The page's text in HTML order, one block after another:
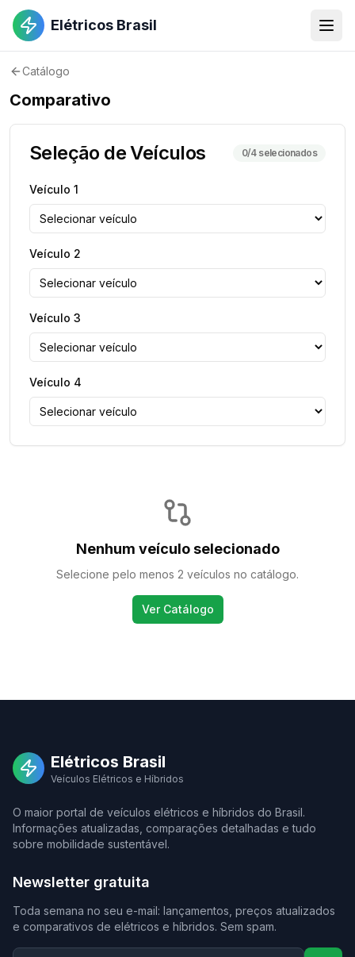
Elétricos Brasil
Catálogo
Comparativo
Seleção de Veículos 0/4 selecionados
Veículo 1
Veículo 2
Veículo 3
Veículo 4
Nenhum veículo selecionado
Selecione pelo menos 2 veículos no catálogo.
Ver Catálogo
Elétricos Brasil
Veículos Elétricos e Híbridos
O maior portal de veículos elétricos e híbridos do Brasil.
Informações atualizadas, comparações detalhadas e tudo
sobre mobilidade sustentável.
Newsletter gratuita
Toda semana no seu e-mail: lançamentos, preços atualizados
e comparativos de elétricos e híbridos. Sem spam.